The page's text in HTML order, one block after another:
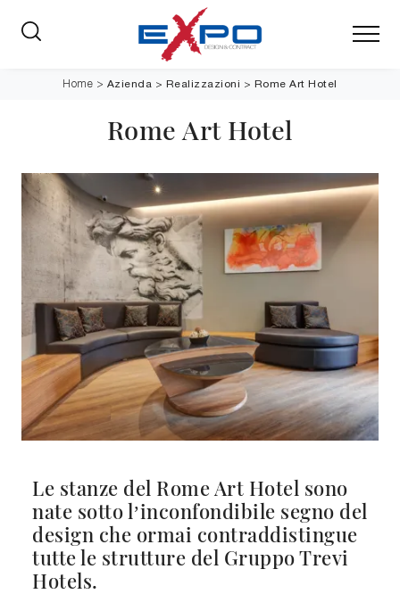
Home > Azienda > Realizzazioni > Rome Art Hotel
Rome Art Hotel
Le stanze del Rome Art Hotel sono
nate sotto l’inconfondibile segno del
design che ormai contraddistingue
tutte le strutture del Gruppo Trevi
Hotels.